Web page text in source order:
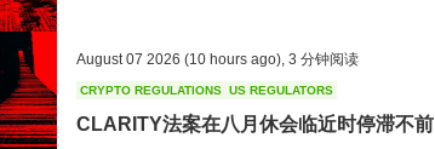
and decentralized 加密货币交易所广泛可用。
易量是多少?
的交易量为 CN¥0.00 .
August 07 2026 (10 hours ago) 3 分钟阅读
CRYPTO REGULATIONS US REGULATORS
CLARITY法案在八月休会临近时停滞不前